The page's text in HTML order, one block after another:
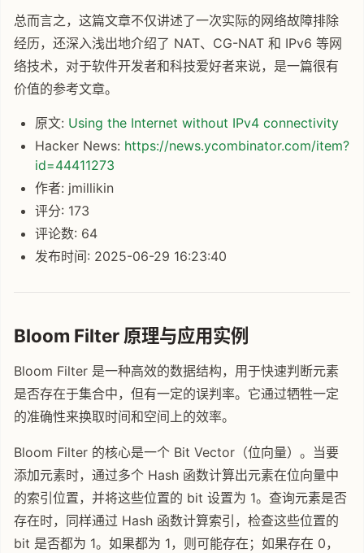
总而言之，这篇文章不仅讲述了一次实际的网络故障排除
经历，还深入浅出地介绍了 NAT、CG-NAT 和 IPv6 等网
络技术，对于软件开发者和科技爱好者来说，是一篇很有
价值的参考文章。
原文: Using the Internet without IPv4 connectivity
Hacker News: https://news.ycombinator.com/item?
id=44411273
作者: jmillikin
评分: 173
评论数: 64
发布时间: 2025-06-29 16:23:40
Bloom Filter 原理与应用实例
Bloom Filter 是一种高效的数据结构，用于快速判断元素
是否存在于集合中，但有一定的误判率。它通过牺牲一定
的准确性来换取时间和空间上的效率。
Bloom Filter 的核心是一个 Bit Vector（位向量）。当要
添加元素时，通过多个 Hash 函数计算出元素在位向量中
的索引位置，并将这些位置的 bit 设置为 1。查询元素是否
存在时，同样通过 Hash 函数计算索引，检查这些位置的
bit 是否都为 1。如果都为 1，则可能存在；如果存在 0，